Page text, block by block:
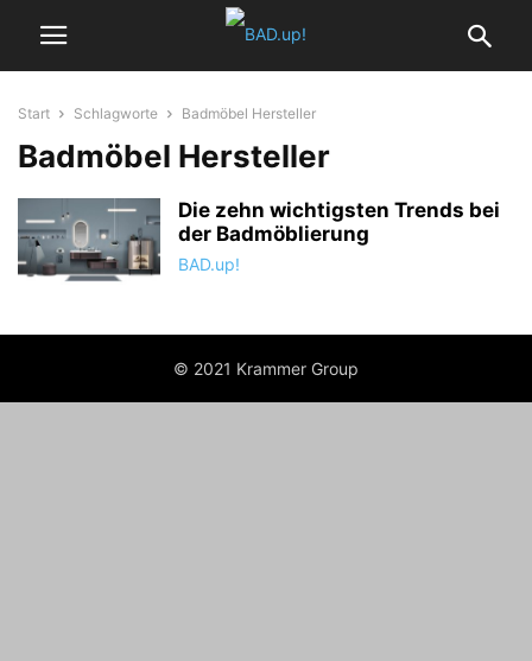
Start Schlagworte Badmöbel Hersteller
Badmöbel Hersteller
Die zehn wichtigsten Trends bei
der Badmöblierung
BAD.up!
© 2021 Krammer Group